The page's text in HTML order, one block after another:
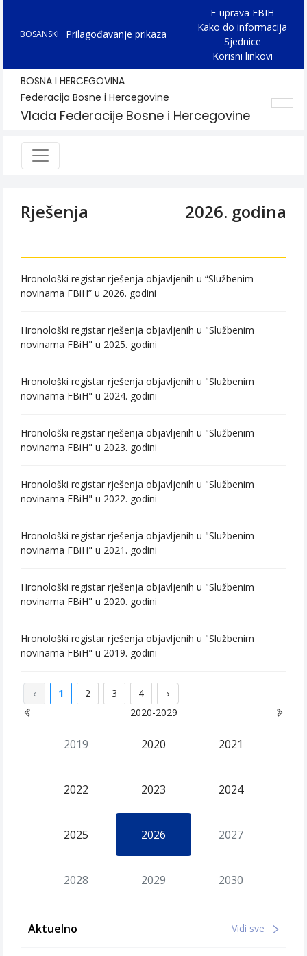
BOSANSKI Prilagođavanje prikaza
E-uprava FBIH
Kako do informacija
Sjednice
Korisni linkovi
BOSNA I HERCEGOVINA
Federacija Bosne i Hercegovine
Vlada Federacije Bosne i Hercegovine
Rješenja 2026. godina
Hronološki registar rješenja objavljenih u “Službenim
novinama FBiH” u 2026. godini
Hronološki registar rješenja objavljenih u "Službenim
novinama FBiH" u 2025. godini
Hronološki registar rješenja objavljenih u "Službenim
novinama FBiH" u 2024. godini
Hronološki registar rješenja objavljenih u "Službenim
novinama FBiH" u 2023. godini
Hronološki registar rješenja objavljenih u "Službenim
novinama FBiH" u 2022. godini
Hronološki registar rješenja objavljenih u "Službenim
novinama FBiH" u 2021. godini
Hronološki registar rješenja objavljenih u "Službenim
novinama FBiH" u 2020. godini
Hronološki registar rješenja objavljenih u "Službenim
novinama FBiH" u 2019. godini
‹ 1 2 3 4
›
2020-2029
2019 2020 2021
2022 2023 2024
2025 2026 2027
2028 2029 2030
Aktuelno Vidi sve